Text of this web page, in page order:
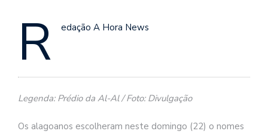
R edação A Hora News
Legenda: Prédio da Al-Al / Foto: Divulgação
Os alagoanos escolheram neste domingo (22) o nomes